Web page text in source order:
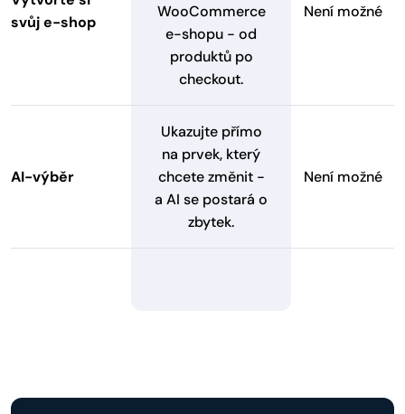
svůj e-shop
WooCommerce
e-shopu - od
produktů po
checkout.
Není možné
AI-výběr
Ukazujte přímo
na prvek, který
chcete změnit -
a AI se postará o
zbytek.
Není možné